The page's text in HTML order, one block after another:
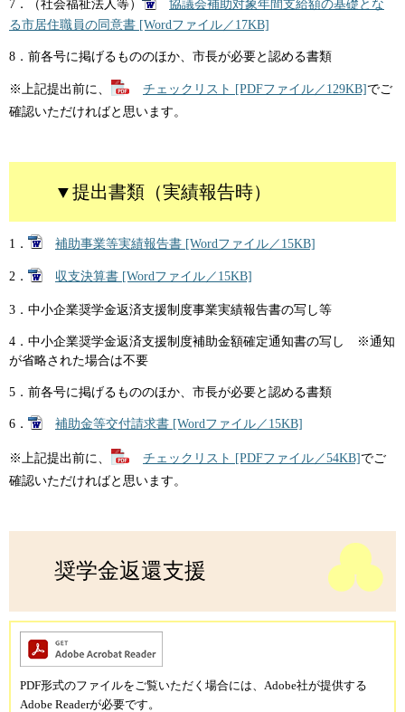
7．（社会福祉法人等）
協議会補助対象年間支給額の基礎とな
る市居住職員の同意書 [Wordファイル／17KB]
8．前各号に掲げるもののほか、市長が必要と認める書類
※上記提出前に、 チェックリスト [PDFファイル／129KB] でご
確認いただければと思います。
▼提出書類（実績報告時）
1． 補助事業等実績報告書 [Wordファイル／15KB]
2． 収支決算書 [Wordファイル／15KB]
3．中小企業奨学金返済支援制度事業実績報告書の写し等
4．中小企業奨学金返済支援制度補助金額確定通知書の写し ※通知
が省略された場合は不要
5．前各号に掲げるもののほか、市長が必要と認める書類
6． 補助金等交付請求書 [Wordファイル／15KB]
※上記提出前に、 チェックリスト [PDFファイル／54KB] でご
確認いただければと思います。
奨学金返還支援
PDF形式のファイルをご覧いただく場合には、Adobe社が提供する
Adobe Readerが必要です。